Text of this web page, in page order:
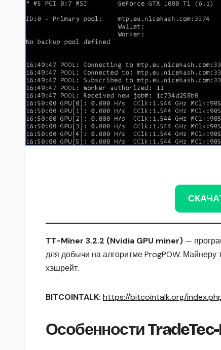
TT-Miner 3.2.2 (Nvidia GPU miner) —
для добычи на алгоритме ProgPOW. Майнеру
хэшрейт.
BITCOINTALK: https://bitcointalk.org/
Особенности